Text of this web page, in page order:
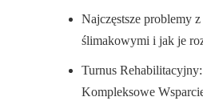
Najczęstsze problemy z
ślimakowymi i jak je
Turnus Rehabilitacyjny:
Kompleksowe